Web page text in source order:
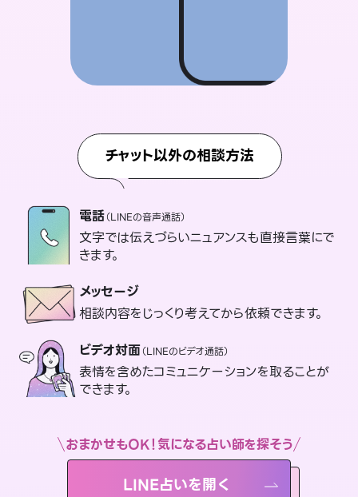
チャット以外の相談方法
電話（LINEの音声通話）
文字では伝えづらいニュアンスも直接言葉にで
きます。
メッセージ
相談内容をじっくり考えてから依頼できます。
ビデオ対面（LINEのビデオ通話）
表情を含めたコミュニケーションを取ることが
できます。
おまかせもOK！気になる占い師を探そう
LINE占いを開く